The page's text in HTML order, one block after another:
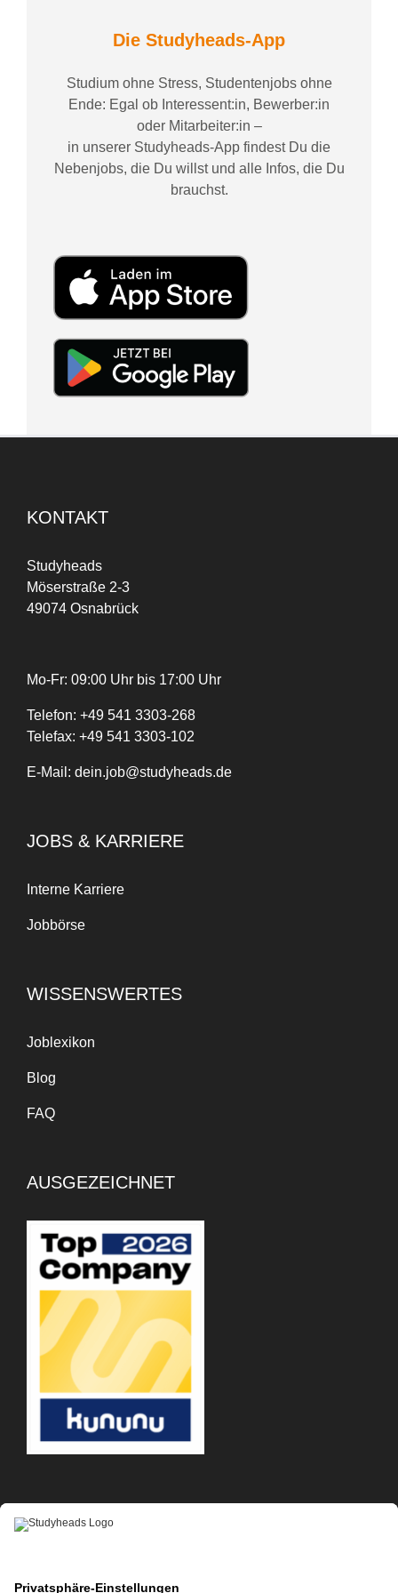
Die Studyheads-App
Studium ohne Stress, Studentenjobs ohne
Ende: Egal ob Interessent:in, Bewerber:in
oder Mitarbeiter:in –
in unserer Studyheads-App findest Du die
Nebenjobs, die Du willst und alle Infos, die Du
brauchst.
KONTAKT
Studyheads
Möserstraße 2-3
49074 Osnabrück
Mo-Fr: 09:00 Uhr bis 17:00 Uhr
Telefon: +49 541 3303-268
Telefax: +49 541 3303-102
E-Mail: dein.job@studyheads.de
JOBS & KARRIERE
Interne Karriere
Jobbörse
WISSENSWERTES
Joblexikon
Blog
FAQ
AUSGEZEICHNET